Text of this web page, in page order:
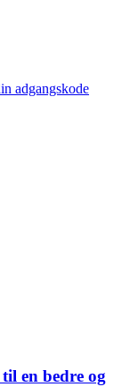
adgangskode
en bedre og